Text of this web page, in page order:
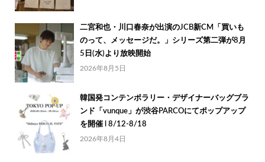
二宮和也・川口春奈が出演のJCB新CM「買いも
のって、メッセージだ。」シリーズ第二弾が8月
5日(水)より放映開始
2026年8月5日
韓国発コンテンポラリー・デザイナーバッグブラ
ンド「vunque」が渋谷PARCOにてポップアップ
を開催 l 8/12-8/18
2026年8月4日